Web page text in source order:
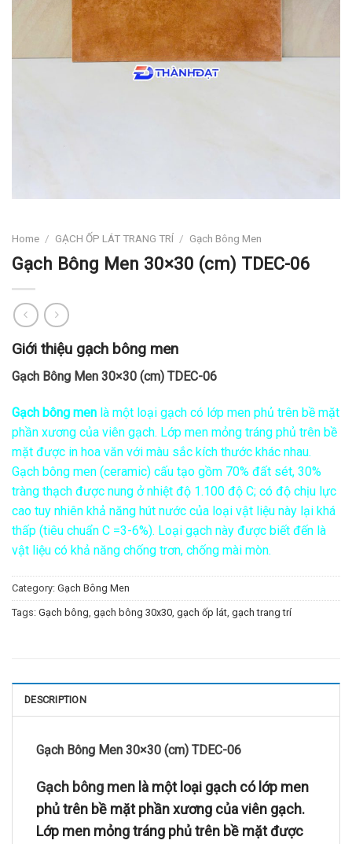
Home / GẠCH ỐP LÁT TRANG TRÍ / Gạch Bông Men
Gạch Bông Men 30×30 (cm) TDEC-06
Giới thiệu gạch bông men
Gạch Bông Men 30×30 (cm) TDEC-06
Gạch bông men là một loại gạch có lớp men phủ trên bề mặt
phần xương của viên gạch. Lớp men mỏng tráng phủ trên bề
mặt được in hoa văn với màu sắc kích thước khác nhau.
Gạch bông men (ceramic) cấu tạo gồm 70% đất sét, 30%
tràng thạch được nung ở nhiệt độ 1.100 độ C; có độ chịu lực
cao tuy nhiên khả năng hút nước của loại vật liệu này lại khá
thấp (tiêu chuẩn C =3-6%). Loại gạch này được biết đến là
vật liệu có khả năng chống trơn, chống mài mòn.
Category: Gạch Bông Men
Tags: Gạch bông, gạch bông 30x30, gạch ốp lát, gạch trang trí
DESCRIPTION
Gạch Bông Men 30×30 (cm) TDEC-06
Gạch bông men là một loại gạch có lớp men
phủ trên bề mặt phần xương của viên gạch.
Lớp men mỏng tráng phủ trên bề mặt được